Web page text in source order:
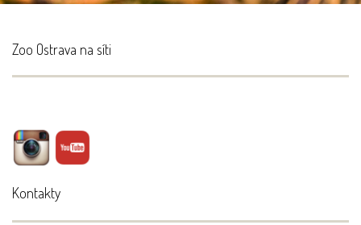
Zoo Ostrava na síti
Kontakty